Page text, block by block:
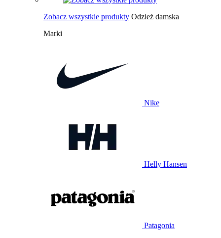
Zobacz wszystkie produkty Odzież damska
Marki
Nike
Helly Hansen
Patagonia